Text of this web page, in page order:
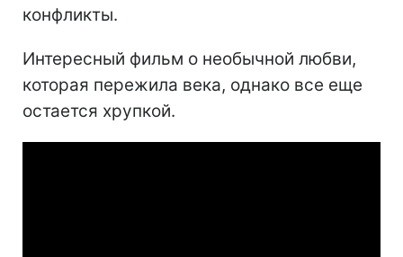
конфликты.
Интересный фильм о необычной любви,
которая пережила века, однако все еще
остается хрупкой.